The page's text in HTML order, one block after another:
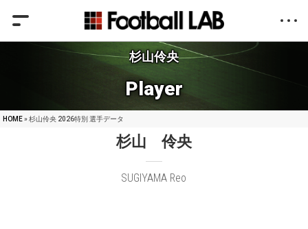
杉山伶央
Player
HOME» 杉山伶央 2026特別 選手データ
杉山 伶央
SUGIYAMA Reo